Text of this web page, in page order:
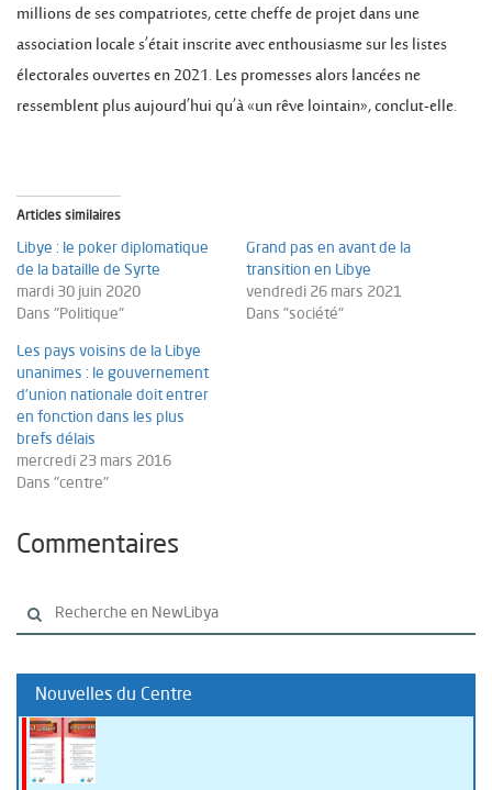
millions de ses compatriotes, cette cheffe de projet dans une
association locale s’était inscrite avec enthousiasme sur les listes
électorales ouvertes en 2021. Les promesses alors lancées ne
ressemblent plus aujourd’hui qu’à «un rêve lointain», conclut-elle.
Articles similaires
Libye : le poker diplomatique
de la bataille de Syrte
mardi 30 juin 2020
Dans "Politique"
Grand pas en avant de la
transition en Libye
vendredi 26 mars 2021
Dans "société"
Les pays voisins de la Libye
unanimes : le gouvernement
d’union nationale doit entrer
en fonction dans les plus
brefs délais
mercredi 23 mars 2016
Dans "centre"
Commentaires
Nouvelles du Centre